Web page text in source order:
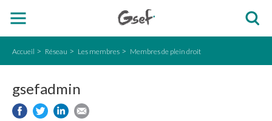
Accueil Réseau Les membres Membres de plein droit
gsefadmin